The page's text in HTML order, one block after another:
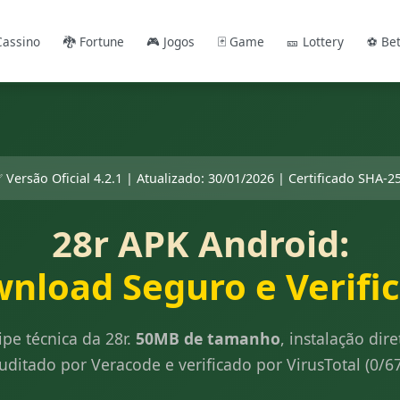
🐉 Fortune 🎮 Jogos 🃏 Game 🎫 Lottery ⚽ Bet
Versão Oficial 4.2.1 | Atualizado: 30/01/2026 | Certificado SHA-
28r APK Android:
Seguro e
técnica da 28r. 50MB de tamanho, instalação
por Veracode e verificado por VirusTotal (0/